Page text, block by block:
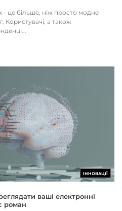
- це більше, ніж просто модне
Користувачі, а також
ІННОВАЦІЇ
ваші електронні
роман